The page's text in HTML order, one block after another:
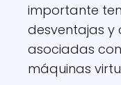
importante
desventajas y
asociadas
máquinas